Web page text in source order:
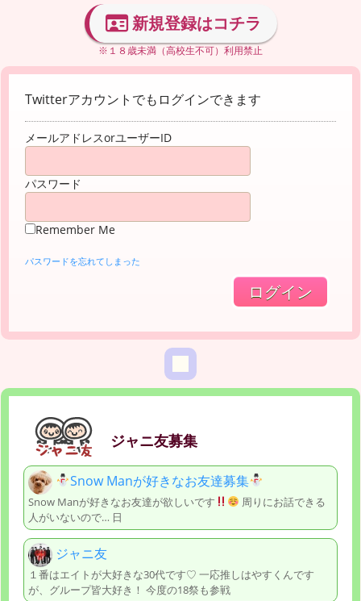
新規登録はコチラ
※１８歳未満（高校生不可）利用禁止
Twitterアカウントでもログインできます
メールアドレスorユーザーID
パスワード
Remember Me
パスワードを忘れてしまった
ジャニ友募集
Snow Manが好きなお友達募集
Snow Manが好きなお友達が欲しいです
周りにお話できる
人がいないので… 日
ジャニ友
１番はエイトが大好きな30代です♡ 一応推しはやすくんです
が、グループ皆大好き！ 今度の18祭も参戦